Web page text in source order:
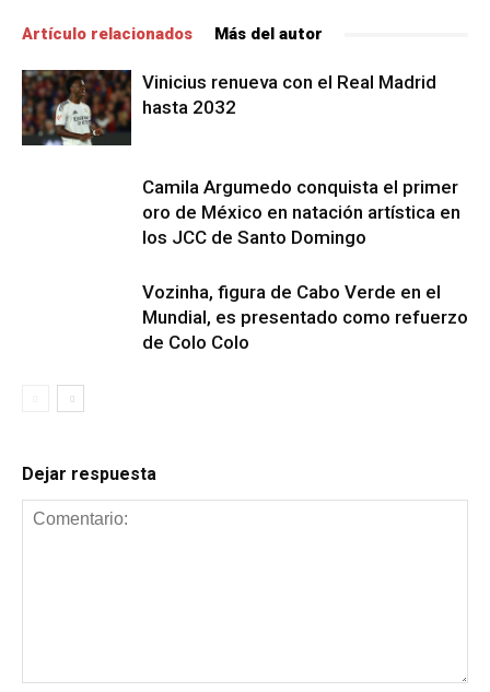
Artículo relacionados Más del autor
Vinicius renueva con el Real Madrid
hasta 2032
Camila Argumedo conquista el primer
oro de México en natación artística en
los JCC de Santo Domingo
Vozinha, figura de Cabo Verde en el
Mundial, es presentado como refuerzo
de Colo Colo
Dejar respuesta